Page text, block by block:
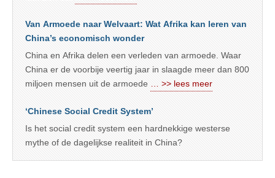
Van Armoede naar Welvaart: Wat Afrika kan leren van
China’s economisch wonder
China en Afrika delen een verleden van armoede. Waar
China er de voorbije veertig jaar in slaagde meer dan 800
miljoen mensen uit de armoede
… >> lees meer
‘Chinese Social Credit System’
Is het social credit system een hardnekkige westerse
mythe of de dagelijkse realiteit in China?